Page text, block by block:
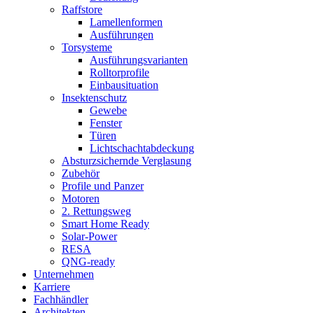
Raffstore
Lamellenformen
Ausführungen
Torsysteme
Ausführungsvarianten
Rolltorprofile
Einbausituation
Insektenschutz
Gewebe
Fenster
Türen
Lichtschachtabdeckung
Absturzsichernde Verglasung
Zubehör
Profile und Panzer
Motoren
2. Rettungsweg
Smart Home Ready
Solar-Power
RESA
QNG-ready
Unternehmen
Karriere
Fachhändler